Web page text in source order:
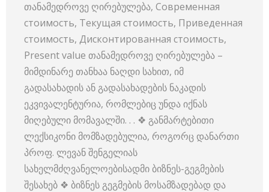
თანამედროვე ღირებულება, Современная
стоимость, Текущая стоимость, Приведенная
стоимость, Дисконтированная стоимость,
Present value თანამედროვე ღირებულება –
მიმდინარე თანხაა ნაღდი სახით, იმ
გადასახადის ან გადასახადების ნაკადის
ეკვივალენტურია, რომლებიც უნდა იქნას
მიღებული მომავალში. . . ❖ განმარტებითი
ლექსიკონი მომზადებულია, როგორც დანართი
პროფ. ლევან შენგელიას
სახელმძღვანელოებისადმი ბიზნეს-გეგმების
შესახებ ❖ ბიზნეს გეგმების მოსამზადებად და